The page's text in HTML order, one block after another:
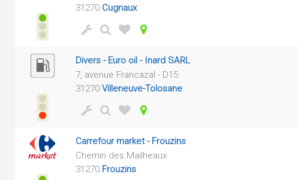
31270 Cugnaux
Divers - Euro oil - Inard SARL
7, avenue Francazal - D15
31270 Villeneuve-Tolosane
Carrefour market - Frouzins
Chemin des Mailheaux
31270 Frouzins